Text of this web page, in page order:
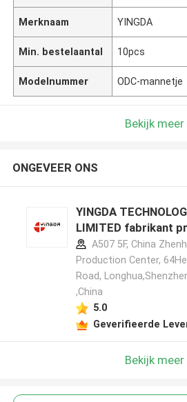
Merknaam YINGDA
Min. bestelaantal 10pcs
Modelnummer ODC-mannetje
Bekijk meer
ONGEVEER ONS
YINGDA
LIMITED fabrikant
A507 5F, China
Production Center,
Road,
,China
5.0
Geverifieerde
Bekijk meer